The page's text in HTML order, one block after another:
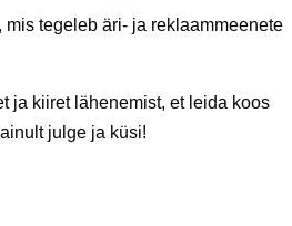
mis tegeleb äri- ja reklaammeenete
ja kiiret lähenemist, et leida koos
julge ja küsi!